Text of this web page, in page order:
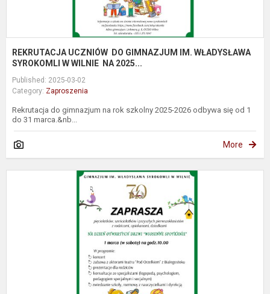
REKRUTACJA UCZNIÓW DO GIMNAZJUM IM. WŁADYSŁAWA
SYROKOMLI W WILNIE NA 2025...
Published: 2025-03-02
Category: Zaproszenia
Rekrutacja do gimnazjum na rok szkolny 2025-2026 odbywa się od 1
do 31 marca.&nb...
More